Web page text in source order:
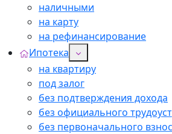
наличными
на карту
на рефинансирование
Ипотека
на квартиру
под залог
без подтверждения дохода
без официального
без первоначального